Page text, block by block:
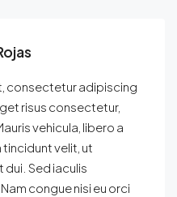
consectetur adipiscing
risus consectetur,
vehicula, libero a
tincidunt velit, ut
Sed iaculis
congue nisi eu orci